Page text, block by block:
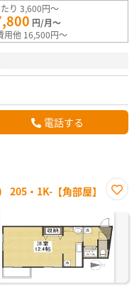
り 3,600円～
円/月～
用他 16,500円～
電話する
205・1K-【角部屋】
に入
り登
録